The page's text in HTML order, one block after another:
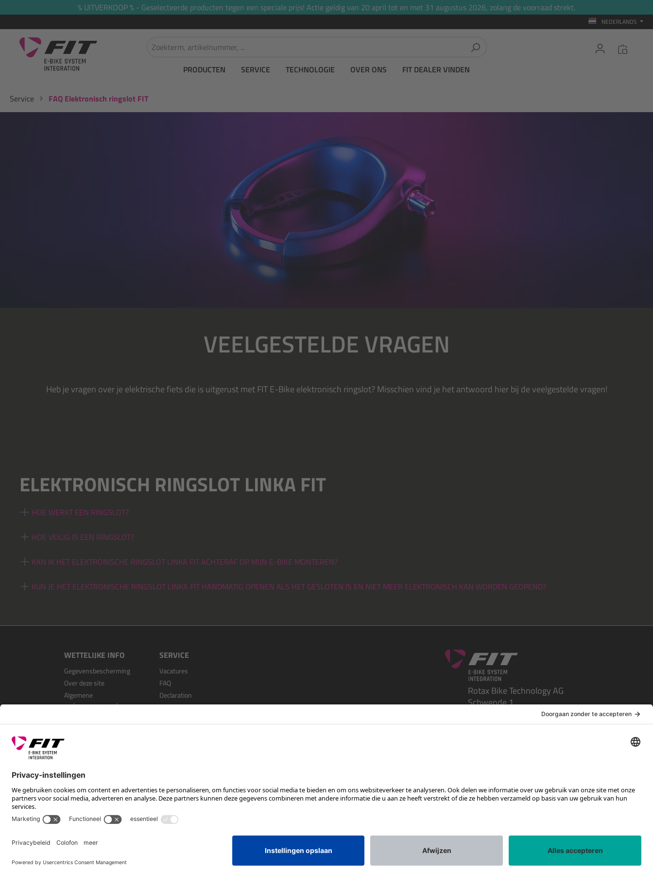
Ga naar de hoofdnavigatie
% UITVERKOOP % - Geselecteerde producten tegen een speciale prijs! Actie geldig van 20 april tot en met 31 augustus 2026, zolang de voorraad strekt.
NEDERLANDS
PRODUCTEN SERVICE TECHNOLOGIE OVER ONS FIT DEALER VINDEN
Service
FAQ Elektronisch ringslot FIT
VEELGESTELDE VRAGEN
Heb je vragen over je elektrische fiets die is uitgerust met FIT E-Bike elektronisch ringslot? Misschien vind je het antwoord hier bij de veelgestelde vragen!
ELEKTRONISCH RINGSLOT LINKA FIT
HOE WERKT EEN RINGSLOT?
HOE VEILIG IS EEN RINGSLOT?
KAN IK HET ELEKTRONISCHE RINGSLOT LINKA FIT ACHTERAF OP MIJN E-BIKE MONTEREN?
KUN JE HET ELEKTRONISCHE RINGSLOT LINKA FIT HANDMATIG OPENEN ALS HET GESLOTEN IS EN NIET MEER ELEKTRONISCH KAN WORDEN GEOPEND?
WETTELIJKE INFO
Gegevensbescherming
Over deze site
Algemene
verkoopvoorwaarden
SERVICE
Vacatures
FAQ
Declaration
Open Source Software
Rotax Bike Technology AG
Schwende 1
VOLG ONS OP
*Aanbevolen verkoopprijs incl. btw, excl. verzendkosten
Rotax Bike Technology AG © 2025